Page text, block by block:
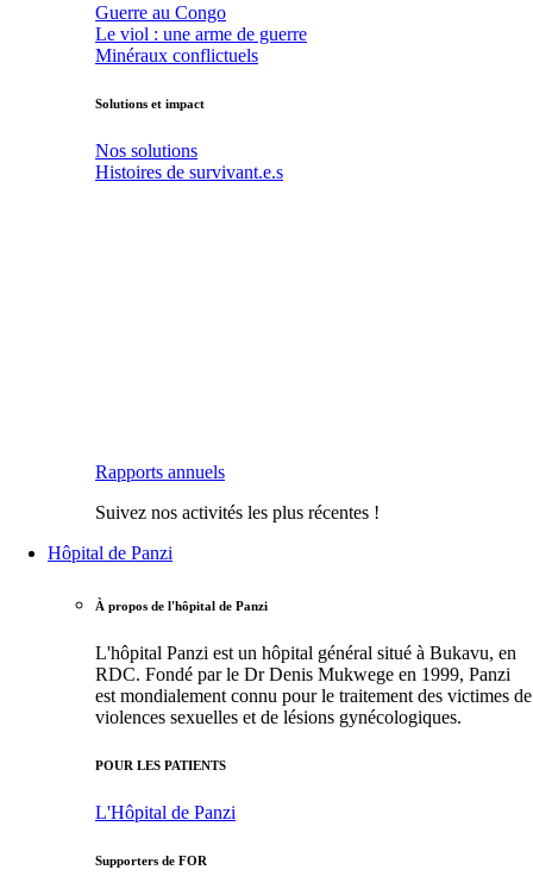
Guerre au Congo
Le viol : une arme de guerre
Minéraux conflictuels
Solutions et impact
Nos solutions
Histoires de survivant.e.s
Rapports annuels
Suivez nos activités les plus récentes !
Hôpital de Panzi
À propos de l'hôpital de Panzi
L'hôpital Panzi est un hôpital général situé à Bukavu, en
RDC. Fondé par le Dr Denis Mukwege en 1999, Panzi
est mondialement connu pour le traitement des victimes de
violences sexuelles et de lésions gynécologiques.
POUR LES PATIENTS
L'Hôpital de Panzi
Supporters de FOR